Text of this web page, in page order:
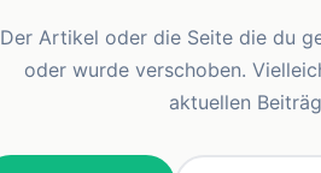
Der Artikel oder die Seite die du
oder wurde verschoben.
aktuellen